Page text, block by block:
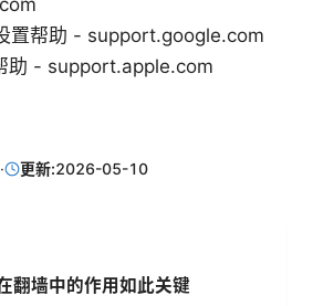
置帮助 - support.google.com
助 - support.apple.com
· 更新:2026-05-10
翻墙中的作用如此关键